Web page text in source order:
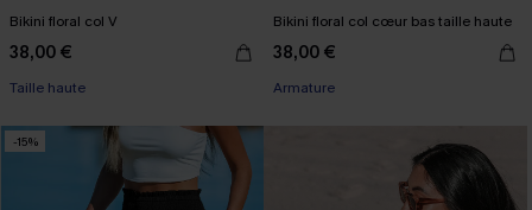
Bikini floral col V
38,00 €
Taille haute
Bikini floral col cœur bas taille haute
38,00 €
Armature
-15%